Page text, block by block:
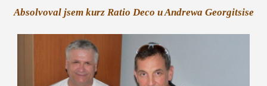
Absolvoval jsem kurz Ratio Deco u Andrewa Georgitsise